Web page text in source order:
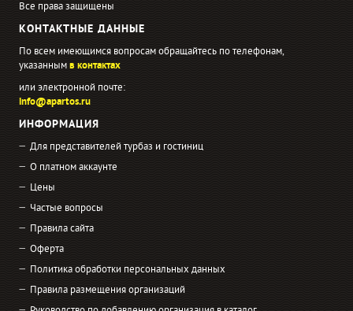
Все права защищены
КОНТАКТНЫЕ ДАННЫЕ
По всем имеющимся вопросам обращайтесь по телефонам,
указаннымв контактах
или электронной почте:
info@apartos.ru
ИНФОРМАЦИЯ
Для представителей турбаз и гостиниц
О платном аккаунте
Цены
Частые вопросы
Правила сайта
Оферта
Политика обработки персональных данных
Правила размещения организаций